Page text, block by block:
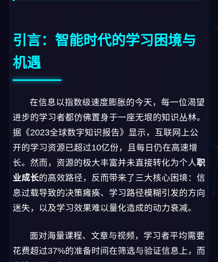
引言：智能时代的学习困境与
机遇
在信息以指数级速度膨胀的今天，每一位渴望
进步的学习者都仿佛置身于一座无垠的知识丛林。
据《2023全球数字知识报告》显示，互联网上公
开的学习资源已超过10亿份，且每日仍在高速增
长。然而，资源的极大丰富并未直接转化为个人职
业成长的高效路径，反而带来了三大核心困境：信
息过载导致的决策瘫痪、学习路径模糊引发的方向
迷失，以及学习效果难以量化造成的动力衰减。
面对海量课程、文章与视频，学习者平均需要
花费超过37%的准备时间在筛选与验证信息上，而